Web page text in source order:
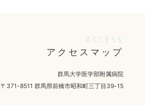
ACCESS
アクセスマップ
群馬大学医学部附属病院
〒371-8511 群馬県前橋市昭和町三丁目39-15